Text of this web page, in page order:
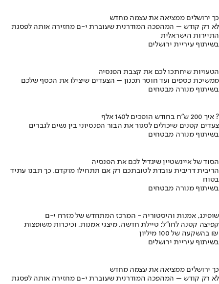
כך ירושלים ממציאה את עצמה מחדש
לא רק קודש – המהפכה המודרנית שעוברת י-ם מחזירה אותה לפסגת
התיירות הישראלית
בשיתוף עיריית ירושלים
הטעויות שיחתכו לכם את קצבת הפנסיה
ממשיכת כספים ועד חוסר תכנון – הצעדים שיצילו את הכסף שלכם
בשיתוף מנורה מבטחים
איך 200 ש"ח בחודש הופכים ל140 אלף ?
צעדים קטנים שיכולים לסגור את הבור הפנסיוני בין נשים לגברים
בשיתוף מנורה מבטחים
הסוד של איינשטיין שיגדיל לכם את הפנסיה
הריבית דריבית עובדת לטובתכם רק אם תתחילו מוקדם. כך תבנו עתיד
בטוח
בשיתוף מנורה מבטחים
שופינג, אמנות והיסטוריה - המרכז המתחדש של מזרח י-ם
קפיצה קטנה לחו"ל: טיילת חדשה, מיצגי אמנות, וכיכרות משופצות
בהשקעה של 100 מיליון ₪
בשיתוף עיריית ירושלים
כך ירושלים ממציאה את עצמה מחדש
לא רק קודש – המהפכה המודרנית שעוברת י-ם מחזירה אותה לפסגת